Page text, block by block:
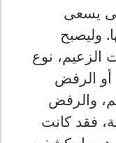
يسعى
وليصبح
الزعيم، نوع
أو الرفض
والرفض
فقد كانت